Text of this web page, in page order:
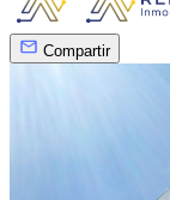
Compartir